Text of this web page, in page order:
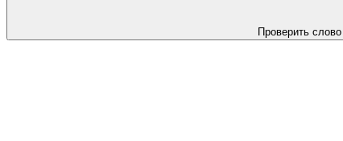
Проверить слово